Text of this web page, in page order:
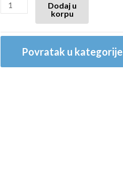
Dodaj u
korpu
Povratak u kategorije